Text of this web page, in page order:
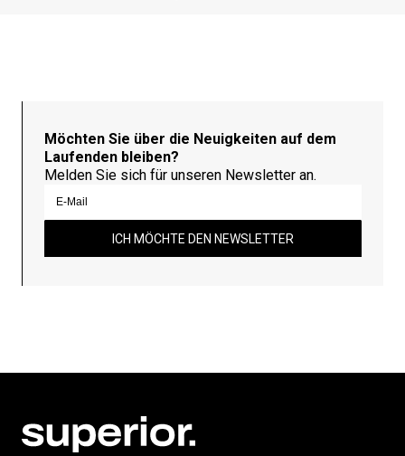
Möchten Sie über die Neuigkeiten auf dem
Laufenden bleiben?
Melden Sie sich für unseren Newsletter an.
ICH MÖCHTE DEN NEWSLETTER